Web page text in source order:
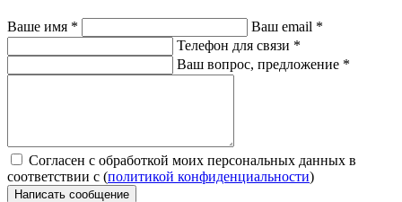
Ваше имя * Ваш email *
Телефон для связи *
Ваш вопрос, предложение *
Согласен с обработкой моих персональных данных в
соответствии с (политикой конфиденциальности)
Написать сообщение